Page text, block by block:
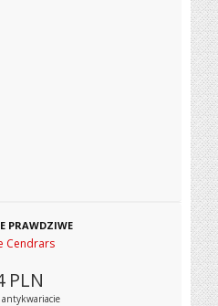
PRAWDZIWE
Cendrars
PLN
antykwariacie